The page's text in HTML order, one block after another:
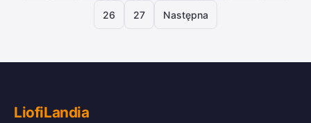
26 27 Następna
LiofiLandia